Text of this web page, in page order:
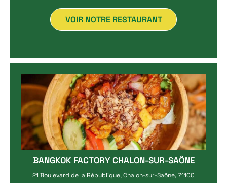
VOIR NOTRE RESTAURANT
BANGKOK FACTORY CHALON-SUR-SAÔNE
21 Boulevard de la République, Chalon-sur-Saône, 71100